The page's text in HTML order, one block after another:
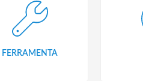
FERRAMENTA